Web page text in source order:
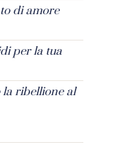
di amore
per la tua
la ribellione al